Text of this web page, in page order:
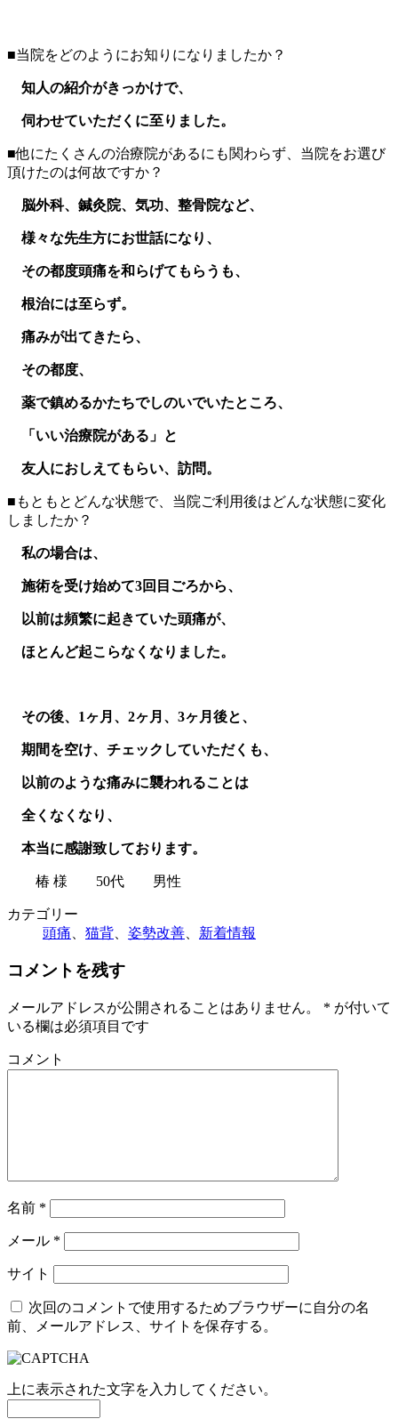
■当院をどのようにお知りになりましたか？
知人の紹介がきっかけで、
伺わせていただくに至りました。
■他にたくさんの治療院があるにも関わらず、当院をお選び
頂けたのは何故ですか？
脳外科、鍼灸院、気功、整骨院など、
様々な先生方にお世話になり、
その都度頭痛を和らげてもらうも、
根治には至らず。
痛みが出てきたら、
その都度、
薬で鎮めるかたちでしのいでいたところ、
「いい治療院がある」と
友人におしえてもらい、訪問。
■もともとどんな状態で、当院ご利用後はどんな状態に変化
しましたか？
私の場合は、
施術を受け始めて3回目ごろから、
以前は頻繁に起きていた頭痛が、
ほとんど起こらなくなりました。
その後、1ヶ月、2ヶ月、3ヶ月後と、
期間を空け、チェックしていただくも、
以前のような痛みに襲われることは
全くなくなり、
本当に感謝致しております。
椿 様 50代 男性
カテゴリー
頭痛
猫背 姿勢改善 新着情報
コメントを残す
メールアドレスが公開されることはありません。 * が付いて
いる欄は必須項目です
コメント
名前 *
メール *
サイト
次回のコメントで使用するためブラウザーに自分の名
前、メールアドレス、サイトを保存する。
上に表示された文字を入力してください。